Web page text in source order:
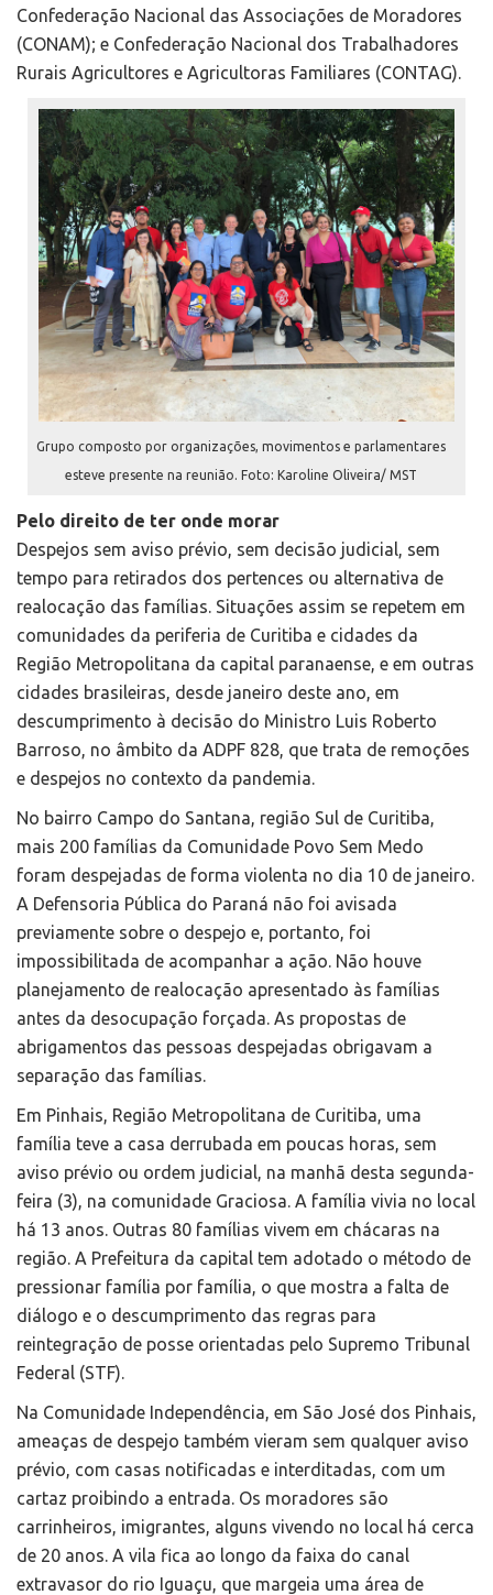
Confederação Nacional das Associações de Moradores
(CONAM); e Confederação Nacional dos Trabalhadores
Rurais Agricultores e Agricultoras Familiares (CONTAG).
Grupo composto por organizações, movimentos e parlamentares
esteve presente na reunião. Foto: Karoline Oliveira/ MST
Pelo direito de ter onde morar
Despejos sem aviso prévio, sem decisão judicial, sem
tempo para retirados dos pertences ou alternativa de
realocação das famílias. Situações assim se repetem em
comunidades da periferia de Curitiba e cidades da
Região Metropolitana da capital paranaense, e em outras
cidades brasileiras, desde janeiro deste ano, em
descumprimento à decisão do Ministro Luis Roberto
Barroso, no âmbito da ADPF 828, que trata de remoções
e despejos no contexto da pandemia.
No bairro Campo do Santana, região Sul de Curitiba,
mais 200 famílias da Comunidade Povo Sem Medo
foram despejadas de forma violenta no dia 10 de janeiro.
A Defensoria Pública do Paraná não foi avisada
previamente sobre o despejo e, portanto, foi
impossibilitada de acompanhar a ação. Não houve
planejamento de realocação apresentado às famílias
antes da desocupação forçada. As propostas de
abrigamentos das pessoas despejadas obrigavam a
separação das famílias.
Em Pinhais, Região Metropolitana de Curitiba, uma
família teve a casa derrubada em poucas horas, sem
aviso prévio ou ordem judicial, na manhã desta segunda-
feira (3), na comunidade Graciosa. A família vivia no local
há 13 anos. Outras 80 famílias vivem em chácaras na
região. A Prefeitura da capital tem adotado o método de
pressionar família por família, o que mostra a falta de
diálogo e o descumprimento das regras para
reintegração de posse orientadas pelo Supremo Tribunal
Federal (STF).
Na Comunidade Independência, em São José dos Pinhais,
ameaças de despejo também vieram sem qualquer aviso
prévio, com casas notificadas e interditadas, com um
cartaz proibindo a entrada. Os moradores são
carrinheiros, imigrantes, alguns vivendo no local há cerca
de 20 anos. A vila fica ao longo da faixa do canal
extravasor do rio Iguaçu, que margeia uma área de